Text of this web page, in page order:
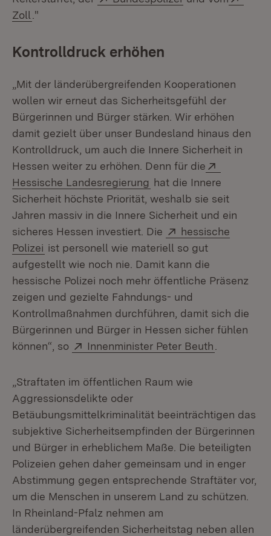
Zoll (Öffnet in neuem Fenster)
."
Kontrolldruck erhöhen
„Mit der länderübergreifenden Kooperationen
wollen wir erneut das Sicherheitsgefühl der
Bürgerinnen und Bürger stärken. Wir erhöhen
damit gezielt über unser Bundesland hinaus den
Kontrolldruck, um auch die Innere Sicherheit in
Hessen weiter zu erhöhen. Denn für die
Hessische Landesregierung (Öffnet in neuem
hat die Innere
Sicherheit höchste Priorität, weshalb sie seit
Jahren massiv in die Innere Sicherheit und ein
sicheres Hessen investiert. Die
Extern:
hessische
Polizei (Öffnet in neuem Fenster)
ist personell wie materiell so gut
aufgestellt wie noch nie. Damit kann die
hessische Polizei noch mehr öffentliche Präsenz
zeigen und gezielte Fahndungs- und
Kontrollmaßnahmen durchführen, damit sich die
Bürgerinnen und Bürger in Hessen sicher fühlen
können“, so
Extern:
Innenminister Peter Beuth
„Straftaten im öffentlichen Raum wie
Aggressionsdelikte oder
Betäubungsmittelkriminalität beeinträchtigen das
subjektive Sicherheitsempfinden der Bürgerinnen
und Bürger in erheblichem Maße. Die beteiligten
Polizeien gehen daher gemeinsam und in enger
Abstimmung gegen entsprechende Straftäter vor,
um die Menschen in unserem Land zu schützen.
In Rheinland-Pfalz nehmen am
länderübergreifenden Sicherheitstag neben allen